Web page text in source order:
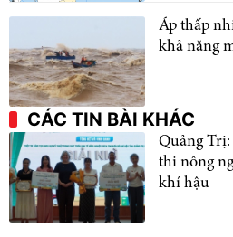
Áp thấp
khả năng
CÁC TIN BÀI KHÁC
Quảng
thi nông
khí hậu